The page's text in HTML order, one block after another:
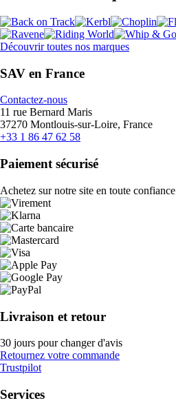
Découvrir toutes nos marques
SAV en France
Contactez-nous
11 rue Bernard Maris
37270 Montlouis-sur-Loire, France
+33 1 86 47 62 58
Paiement sécurisé
Achetez sur notre site en toute confiance
Livraison et retour
30 jours pour changer d'avis
Retournez votre commande
Trustpilot
Services